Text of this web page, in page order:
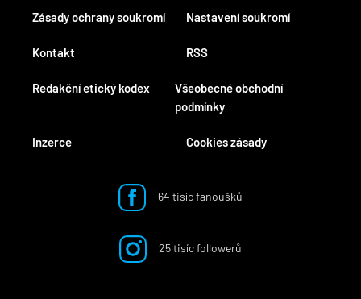
Kontakt
Redakční etický kodex
Inzerce
RSS
Všeobecné obchodní
podmínky
Cookies zásady
Zásady ochrany soukromí Nastavení soukromí
64 tisíc fanoušků
25 tisíc followerů